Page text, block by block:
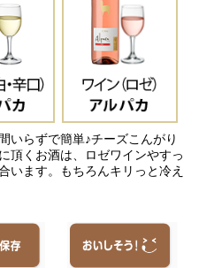
いらずで簡単♪チーズこんがり
頂くお酒は、ロゼワインやすっ
います。もちろんキリっと冷え